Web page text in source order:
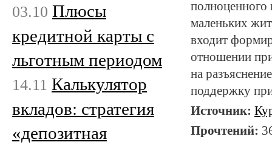
полноценного
маленьких
входит
отношении
на
поддержку
Источник:
Прочтений:
03.10 Плюсы
кредитной карты с
льготным периодом
14.11 Калькулятор
вкладов: стратегия
«депозитная